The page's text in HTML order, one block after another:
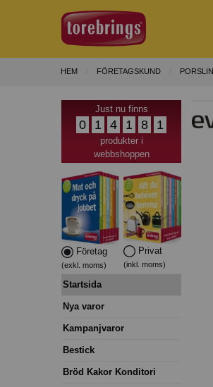
HEM FÖRETAGSKUND PORSLIN
Just nu finns
0 1 4 1 8 1
produkter i
webbshoppen
Företag
(exkl. moms)
Privat
(inkl. moms)
Startsida
Nya varor
Kampanjvaror
Bestick
Bröd Kakor Konditori